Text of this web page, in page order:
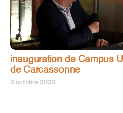
inauguration de Campus
de Carcassonne
5 octobre 2023